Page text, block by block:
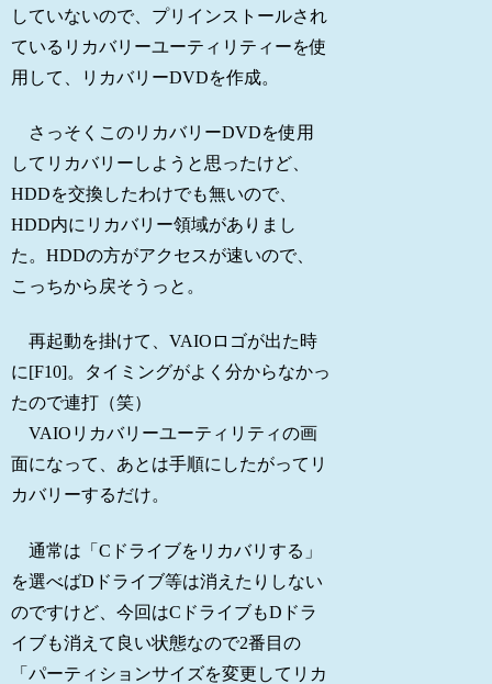
していないので、プリインストールされ
ているリカバリーユーティリティーを使
用して、リカバリーDVDを作成。
さっそくこのリカバリーDVDを使用
してリカバリーしようと思ったけど、
HDDを交換したわけでも無いので、
HDD内にリカバリー領域がありまし
た。HDDの方がアクセスが速いので、
こっちから戻そうっと。
再起動を掛けて、VAIOロゴが出た時
に[F10]。タイミングがよく分からなかっ
たので連打（笑）
VAIOリカバリーユーティリティの画
面になって、あとは手順にしたがってリ
カバリーするだけ。
通常は「Cドライブをリカバリする」
を選べばDドライブ等は消えたりしない
のですけど、今回はCドライブもDドラ
イブも消えて良い状態なので2番目の
「パーティションサイズを変更してリカ